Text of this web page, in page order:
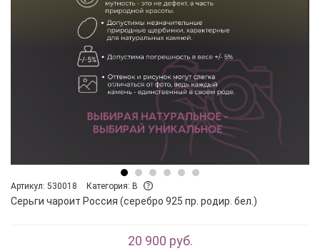
Артикул: 530018 Категория: B
Серьги чароит Россия (серебро 925 пр. родир. бел.)
20 900 руб.